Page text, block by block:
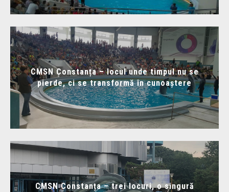
CMSN Constanța – locul unde timpul nu se
pierde, ci se transformă în cunoaștere
CMSN Constanța – trei locuri, o singură